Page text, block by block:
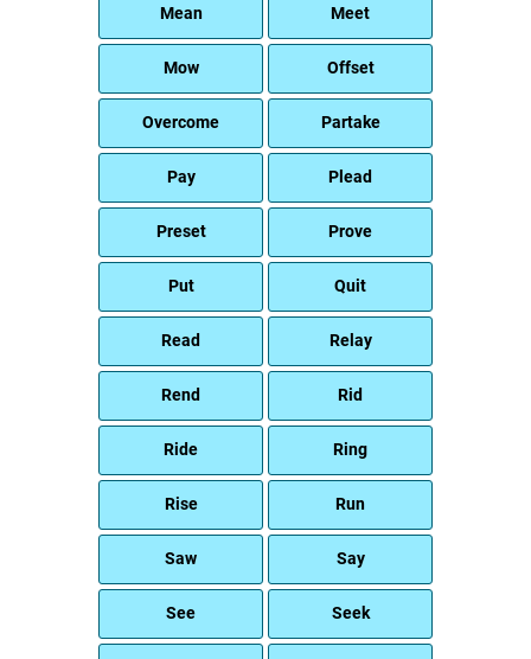
Mean Meet
Mow Offset
Overcome Partake
Pay Plead
Preset Prove
Put Quit
Read Relay
Rend Rid
Ride Ring
Rise Run
Saw Say
See Seek